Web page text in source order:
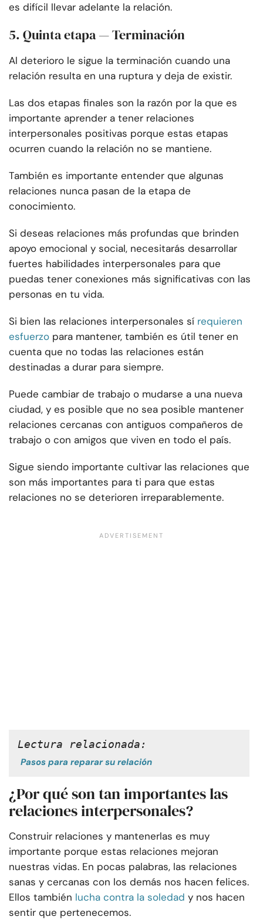
es difícil llevar adelante la relación.
5. Quinta etapa — Terminación
Al deterioro le sigue la terminación cuando una
relación resulta en una ruptura y deja de existir.
Las dos etapas finales son la razón por la que es
importante aprender a tener relaciones
interpersonales positivas porque estas etapas
ocurren cuando la relación no se mantiene.
También es importante entender que algunas
relaciones nunca pasan de la etapa de
conocimiento.
Si deseas relaciones más profundas que brinden
apoyo emocional y social, necesitarás desarrollar
fuertes habilidades interpersonales para que
puedas tener conexiones más significativas con las
personas en tu vida.
Si bien las relaciones interpersonales sí requieren
esfuerzo para mantener, también es útil tener en
cuenta que no todas las relaciones están
destinadas a durar para siempre.
Puede cambiar de trabajo o mudarse a una nueva
ciudad, y es posible que no sea posible mantener
relaciones cercanas con antiguos compañeros de
trabajo o con amigos que viven en todo el país.
Sigue siendo importante cultivar las relaciones que
son más importantes para ti para que estas
relaciones no se deterioren irreparablemente.
Lectura relacionada:
Pasos para reparar su relación
¿Por qué son tan importantes las
relaciones interpersonales?
Construir relaciones y mantenerlas es muy
importante porque estas relaciones mejoran
nuestras vidas. En pocas palabras, las relaciones
sanas y cercanas con los demás nos hacen felices.
Ellos también lucha contra la soledad y nos hacen
sentir que pertenecemos.